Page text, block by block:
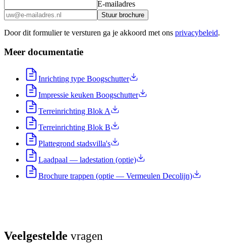
E-mailadres
Stuur brochure
Door dit formulier te versturen ga je akkoord met ons privacybeleid.
Meer documentatie
Inrichting type Boogschutter
Impressie keuken Boogschutter
Terreinrichting Blok A
Terreinrichting Blok B
Plattegrond stadsvilla's
Laadpaal — ladestation (optie)
Brochure trappen (optie — Vermeulen Decolijn)
Veelgestelde vragen